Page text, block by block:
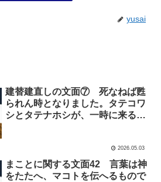
yusai
建替建直しの文面⑦ 死なねば甦
られん時となりました。タテコワ
シとタテナホシが、一時に来る体
2026.05.03
まことに関する文面42 言葉は神
をたたへ、マコトを伝へるもので